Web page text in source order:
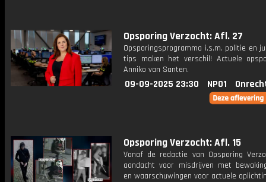
Opsporing Verzocht: Afl. 27
Opsporingsprogramma i.s.m. politie en
tips maken het verschil! Actuele
Anniko van Santen.
09-09-2025 23:30 NPO1
Opsporing Verzocht: Afl. 15
Vanaf de redactie van Opsporing
aandacht voor misdrijven met
en waarschuwingen voor actuele